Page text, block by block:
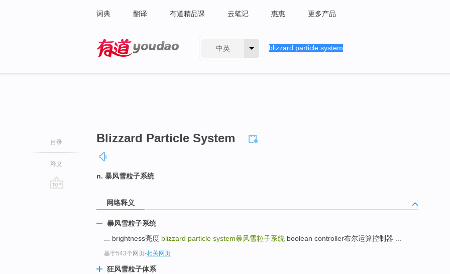
词典 翻译 有道精品课 云笔记 惠惠 更多产品
中英
目录
释义
Blizzard Particle System
n. 暴风雪粒子系统
网络释义
暴风雪粒子系统
... brightness亮度 blizzard particle system暴风雪粒子系统 boolean controller布尔运算控制器 ...
基于543个网页-相关网页
狂风雪粒子体系